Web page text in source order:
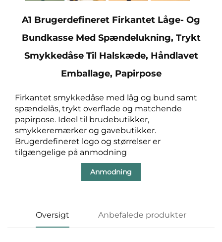
A1 Brugerdefineret Firkantet Låge- Og
Bundkasse Med Spændelukning, Trykt
Smykkedåse Til Halskæde, Håndlavet
Emballage, Papirpose
Firkantet smykkedåse med låg og bund samt
spændelås, trykt overflade og matchende
papirpose. Ideel til brudebutikker,
smykkeremærker og gavebutikker.
Brugerdefineret logo og størrelser er
tilgængelige på anmodning
Anmodning
Oversigt Anbefalede produkter